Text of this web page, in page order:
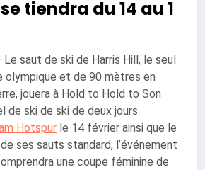
tiendra du 14 au 1
saut de ski de Harris Hill, le seul
olympique et de 90 mètres en
jouera à Hold to Hold to Son
de ski de ski de deux jours
Hotspur le 14 février ainsi que le
ses sauts standard, l’événement
une coupe féminine de